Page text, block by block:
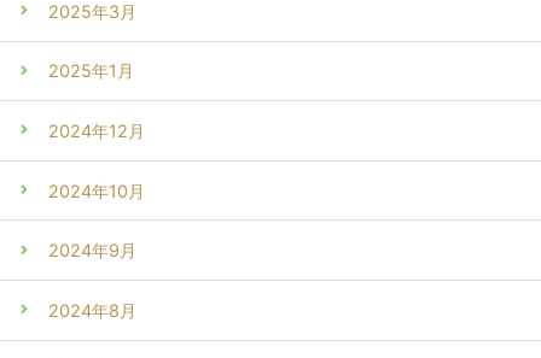
2025年3月
2025年1月
2024年12月
2024年10月
2024年9月
2024年8月